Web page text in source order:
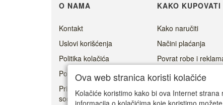
O NAMA KAKO
Kontakt
Uslovi korišćenja
Politika kolačića
Politika privatnosti
Prisoner's Dilemma -
social game
Kako naručiti
Načini plaćanja
Povrat robe i
Isporuka
Ova web stranica koristi kolačiće
Kolačiće koristimo kako bi ova Internet
informacija o kolačićima koje koristimo